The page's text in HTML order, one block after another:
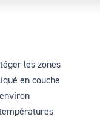
les zones
en couche